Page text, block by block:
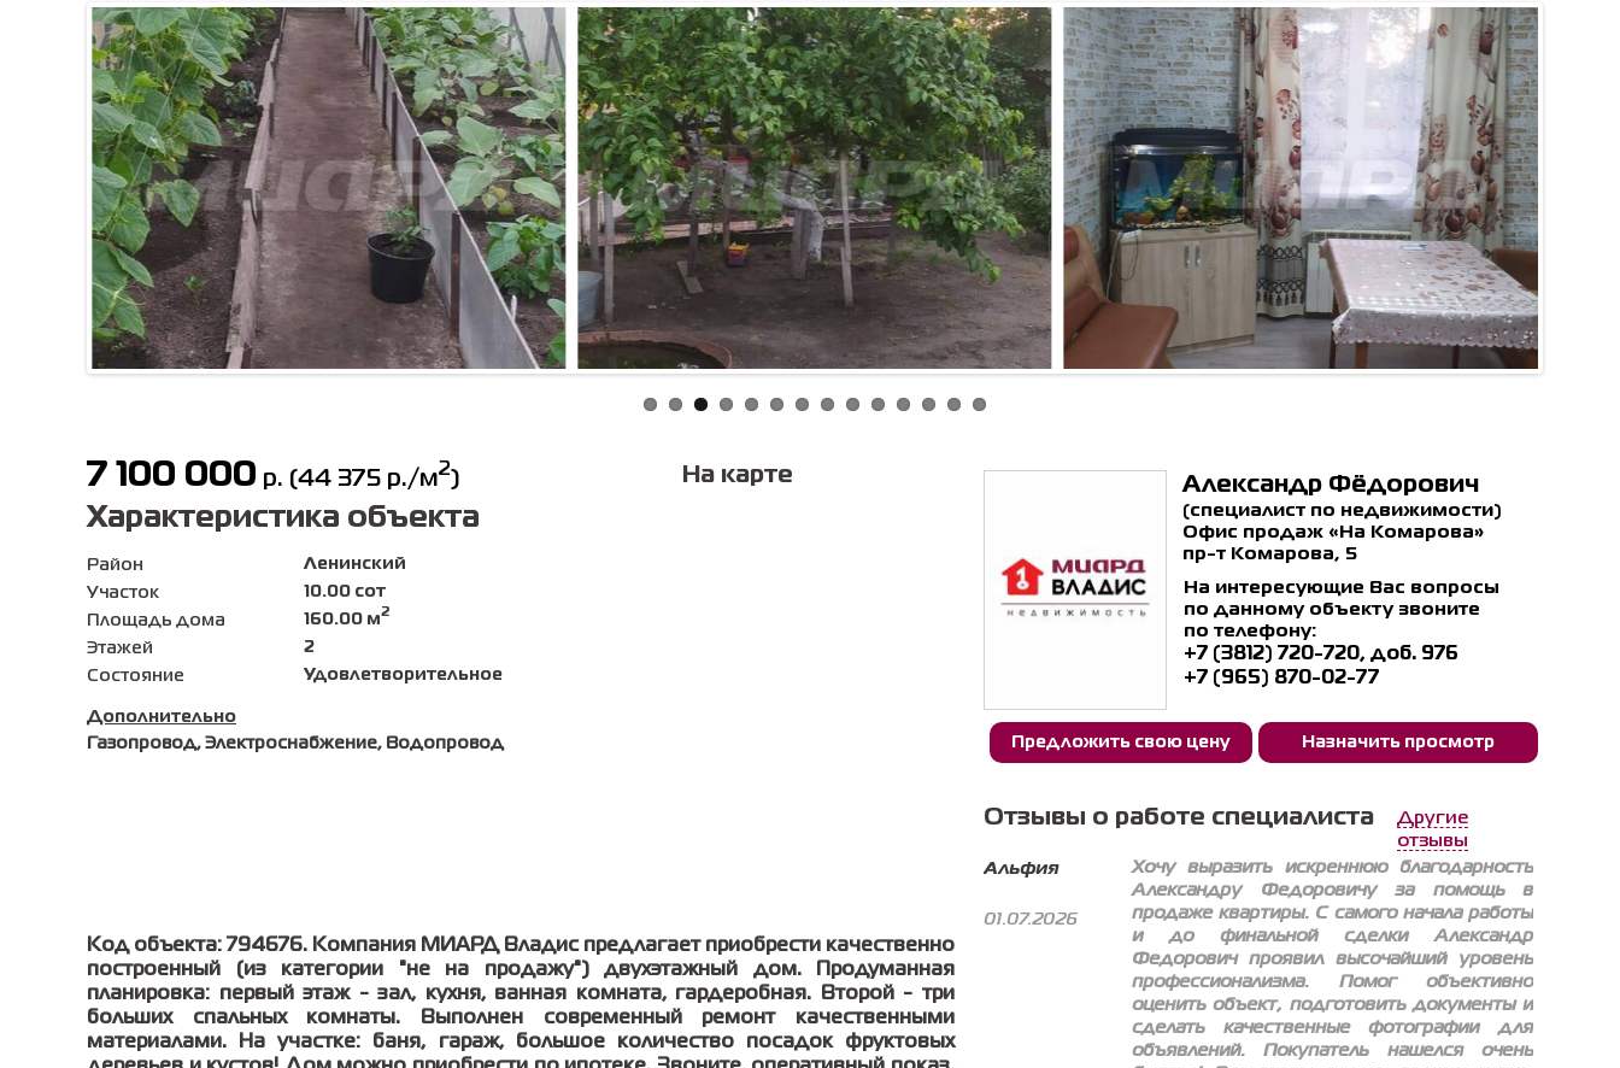
7 100 000 р. (44 375 р./м2 )
Характеристика объекта
Район
Ленинский
Участок
10.00 сот
Площадь дома
160.00 м2
Этажей
2
Состояние
Удовлетворительное
Дополнительно
Газопровод, Электроснабжение, Водопровод
На карте
Код объекта: 794676. Компания МИАРД Владис предлагает приобрести качественно
построенный (из категории "не на продажу") двухэтажный дом. Продуманная
планировка: первый этаж - зал, кухня, ванная комната, гардеробная. Второй - три
больших спальных комнаты. Выполнен современный ремонт качественными
материалами. На участке: баня, гараж, большое количество посадок фруктовых
Александр Фёдорович
(специалист по недвижимости)
Офис продаж «На Комарова»
пр-т Комарова, 5
На интересующие Вас вопросы
по данному объекту звоните
по телефону:
+7 (3812) 720-720, доб. 976
+7 (965) 870-02-77
Предложить свою цену Назначить просмотр
Отзывы о работе специалиста
Другие
отзывы
Альфия
01.07.2026
Хочу выразить искреннюю благодарность
Александру Федоровичу за помощь в
продаже квартиры. С самого начала работы
и до финальной сделки Александр
Федорович проявил высочайший уровень
профессионализма. Помог объективно
оценить объект, подготовить документы и
сделать качественные фотографии для
объявлений. Покупатель нашелся очень
Согласен сполитикой обработки
персональных данных *
ОТПРАВИТЬ